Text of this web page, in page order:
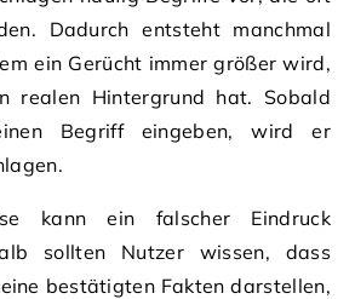
Dadurch entsteht manchmal
ein Gerücht immer größer wird,
realen Hintergrund hat. Sobald
Begriff eingeben, wird er
kann ein falscher Eindruck
sollten Nutzer wissen, dass
bestätigten Fakten darstellen,